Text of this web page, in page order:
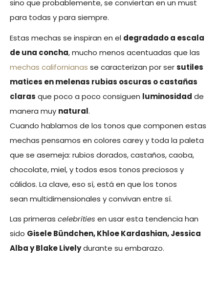
sino que probablemente, se conviertan en un must
para todas y para siempre.
Estas mechas se inspiran en el degradado a escala
de una concha, mucho menos acentuadas que las
mechas californianas se caracterizan por sersutiles
matices en melenas rubias oscuras o castañas
claras que poco a poco consiguen luminosidad de
manera muy natural.
Cuando hablamos de los tonos que componen estas
mechas pensamos en colores carey y toda la paleta
que se asemeja: rubios dorados, castaños, caoba,
chocolate, miel, y todos esos tonos preciosos y
cálidos. La clave, eso sí, está en que los tonos
sean multidimensionales y convivan entre sí.
Las primeras celebrities en usar esta tendencia han
sido Gisele Bündchen, Khloe Kardashian, Jessica
Alba y Blake Livelydurante su embarazo.